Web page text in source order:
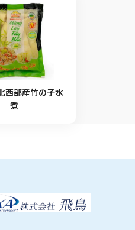
西部産竹の子水
煮